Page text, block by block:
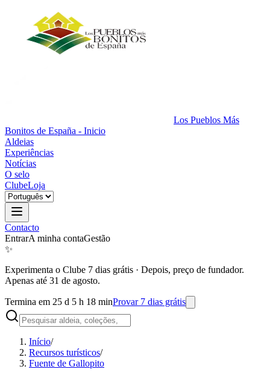
Los Pueblos Más
Bonitos de España - Inicio
Aldeias
Experiências
Notícias
O selo
ClubeLoja
Contacto
EntrarA minha contaGestão
✨
Experimenta o Clube 7 dias grátis · Depois, preço de fundador.
Apenas até 31 de agosto.
Termina em 25 d 5 h 18 minProvar 7 dias grátis
Início/
Recursos turísticos/
Fuente de Gallopito